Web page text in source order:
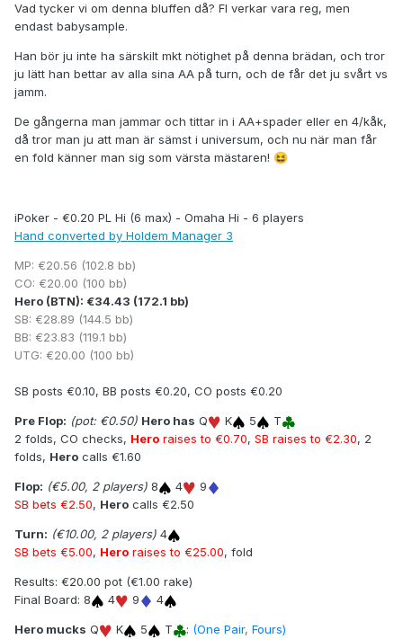
Vad tycker vi om denna bluffen då? FI verkar vara reg, men
endast babysample.
Han bör ju inte ha särskilt mkt nötighet på denna brädan, och tror
ju lätt han bettar av alla sina AA på turn, och de får det ju svårt vs
jamm.
De gångerna man jammar och tittar in i AA+spader eller en 4/kåk,
då tror man ju att man är sämst i universum, och nu när man får
en fold känner man sig som värsta mästaren! 😆
iPoker - €0.20 PL Hi (6 max) - Omaha Hi - 6 players
Hand converted by Holdem Manager 3
MP: €20.56 (102.8 bb)
CO: €20.00 (100 bb)
Hero (BTN): €34.43 (172.1 bb)
SB: €28.89 (144.5 bb)
BB: €23.83 (119.1 bb)
UTG: €20.00 (100 bb)
SB posts €0.10, BB posts €0.20, CO posts €0.20
Pre Flop: (pot: €0.50) Hero has Q K 5
T
2 folds, CO checks, Hero raises to €0.70, SB raises to €2.30, 2
folds, Hero calls €1.60
Flop: (€5.00, 2 players) 8 4
9
SB bets €2.50, Hero calls €2.50
Turn: (€10.00, 2 players) 4
SB bets €5.00, Hero raises to €25.00, fold
Results: €20.00 pot (€1.00 rake)
Final Board: 8
4 9 4
Hero mucks Q K 5 T : (One Pair, Fours)